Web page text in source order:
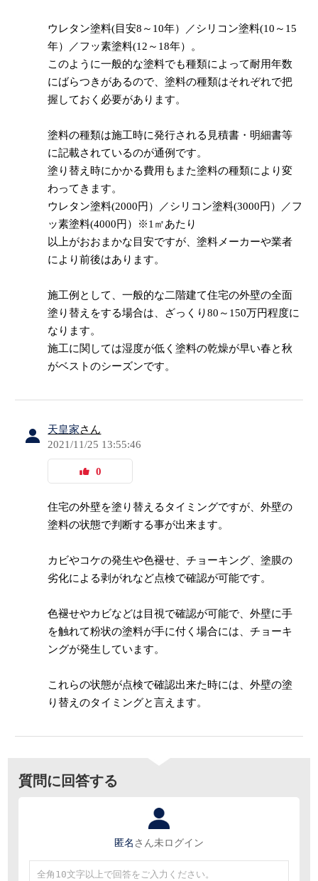
ウレタン塗料(目安8～10年）／シリコン塗料(10～15
年）／フッ素塗料(12～18年）。
このように一般的な塗料でも種類によって耐用年数
にばらつきがあるので、塗料の種類はそれぞれで把
握しておく必要があります。
塗料の種類は施工時に発行される見積書・明細書等
に記載されているのが通例です。
塗り替え時にかかる費用もまた塗料の種類により変
わってきます。
ウレタン塗料(2000円）／シリコン塗料(3000円）／フ
ッ素塗料(4000円）※1㎡あたり
以上がおおまかな目安ですが、塗料メーカーや業者
により前後はあります。
施工例として、一般的な二階建て住宅の外壁の全面
塗り替えをする場合は、ざっくり80～150万円程度に
なります。
施工に関しては湿度が低く塗料の乾燥が早い春と秋
がベストのシーズンです。
天皇家さん
2021/11/25 13:55:46
0
住宅の外壁を塗り替えるタイミングですが、外壁の
塗料の状態で判断する事が出来ます。
カビやコケの発生や色褪せ、チョーキング、塗膜の
劣化による剥がれなど点検で確認が可能です。
色褪せやカビなどは目視で確認が可能で、外壁に手
を触れて粉状の塗料が手に付く場合には、チョーキ
ングが発生しています。
これらの状態が点検で確認出来た時には、外壁の塗
り替えのタイミングと言えます。
質問に回答する
匿名 さん未ログイン